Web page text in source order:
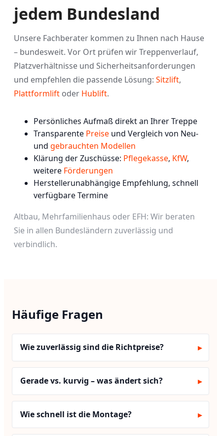
jedem Bundesland
Unsere Fachberater kommen zu Ihnen nach Hause
– bundesweit. Vor Ort prüfen wir Treppenverlauf,
Platzverhältnisse und Sicherheitsanforderungen
und empfehlen die passende Lösung: Sitzlift,
Plattformlift oder Hublift.
Persönliches Aufmaß direkt an Ihrer Treppe
Transparente Preise und Vergleich von Neu-
und gebrauchten Modellen
Klärung der Zuschüsse: Pflegekasse, KfW,
weitere Förderungen
Herstellerunabhängige Empfehlung, schnell
verfügbare Termine
Altbau, Mehrfamilienhaus oder EFH: Wir beraten
Sie in allen Bundesländern zuverlässig und
verbindlich.
Hamburg
Niedersachsen
Bremen
Sachsen-
Häufige Fragen
Wie zuverlässig sind die Richtpreise?
Gerade vs. kurvig – was ändert sich?
Wie schnell ist die Montage?